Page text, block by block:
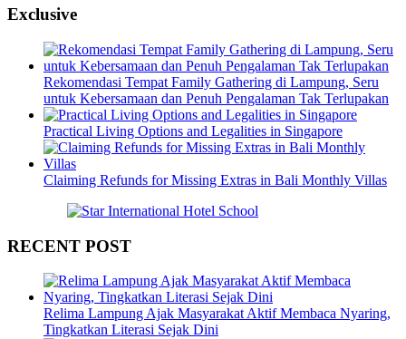
Exclusive
Rekomendasi Tempat Family Gathering di Lampung, Seru
untuk Kebersamaan dan Penuh Pengalaman Tak Terlupakan
Practical Living Options and Legalities in Singapore
Claiming Refunds for Missing Extras in Bali Monthly Villas
RECENT POST
Relima Lampung Ajak Masyarakat Aktif Membaca Nyaring,
Tingkatkan Literasi Sejak Dini